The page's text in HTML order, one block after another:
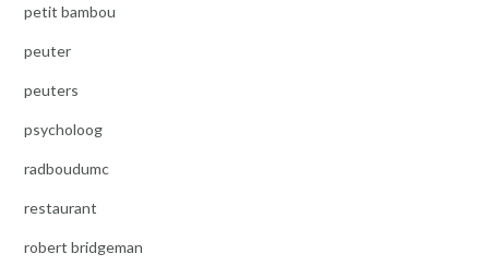
petit bambou
peuter
peuters
psycholoog
radboudumc
restaurant
robert bridgeman